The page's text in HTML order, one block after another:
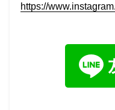
https://